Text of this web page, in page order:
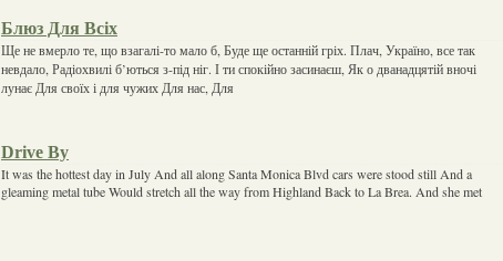
Блюз Для Всіх
Ще не вмерло те, що взагалі-то мало б, Буде ще останній гріх. Плач, Україно, все так
невдало, Радіохвилі б’ються з-під ніг. І ти спокійно засинаєш, Як о дванадцятій вночі
лунає Для своїх і для чужих Для нас, Для
Drive By
It was the hottest day in July And all along Santa Monica Blvd cars were stood still And a
gleaming metal tube Would stretch all the way from Highland Back to La Brea. And she met